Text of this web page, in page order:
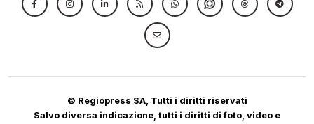
© Regiopress SA, Tutti i diritti riservati
Salvo diversa indicazione, tutti i diritti di foto, video e